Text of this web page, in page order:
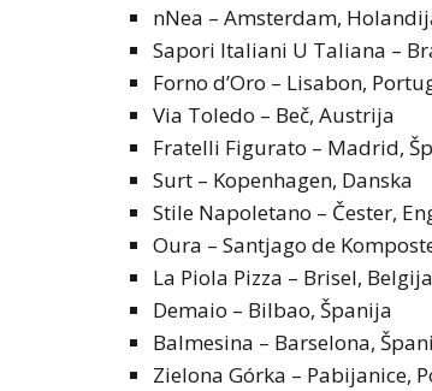
nNea – Amsterdam,
Sapori Italiani U Taliana –
Forno d’Oro – Lisabon,
Via Toledo – Beč, Austrija
Fratelli Figurato – Madrid,
Surt – Kopenhagen, Danska
Stile Napoletano – Čester,
Oura – Santjago de
La Piola Pizza – Brisel, Belgija
Demaio – Bilbao, Španija
Balmesina – Barselona,
Zielona Górka – Pabijanice,